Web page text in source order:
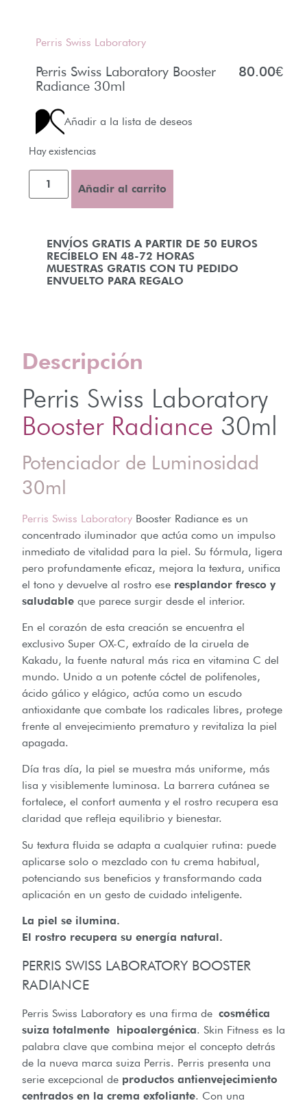
Perris Swiss Laboratory
Perris Swiss Laboratory Booster
Radiance 30ml
80.00€
Añadir a la lista de deseos
ENVÍOS GRATIS A PARTIR DE 50 EUROS
RECÍBELO EN 48-72 HORAS
MUESTRAS GRATIS CON TU PEDIDO
ENVUELTO PARA REGALO
Hay existencias
Añadir al carrito
Descripción
Perris Swiss Laboratory
Booster Radiance 30ml
Potenciador de Luminosidad
30ml
Perris Swiss Laboratory Booster Radiance es un
concentrado iluminador que actúa como un impulso
inmediato de vitalidad para la piel. Su fórmula, ligera
pero profundamente eficaz, mejora la textura, unifica
el tono y devuelve al rostro ese resplandor fresco y
saludable que parece surgir desde el interior.
En el corazón de esta creación se encuentra el
exclusivo Super OX-C, extraído de la ciruela de
Kakadu, la fuente natural más rica en vitamina C del
mundo. Unido a un potente cóctel de polifenoles,
ácido gálico y elágico, actúa como un escudo
antioxidante que combate los radicales libres, protege
frente al envejecimiento prematuro y revitaliza la piel
apagada.
Día tras día, la piel se muestra más uniforme, más
lisa y visiblemente luminosa. La barrera cutánea se
fortalece, el confort aumenta y el rostro recupera esa
claridad que refleja equilibrio y bienestar.
Su textura fluida se adapta a cualquier rutina: puede
aplicarse solo o mezclado con tu crema habitual,
potenciando sus beneficios y transformando cada
aplicación en un gesto de cuidado inteligente.
La piel se ilumina.
El rostro recupera su energía natural.
PERRIS SWISS LABORATORY BOOSTER
RADIANCE
Perris Swiss Laboratory es una firma de cosmética
suiza totalmente hipoalergénica. Skin Fitness es la
palabra clave que combina mejor el concepto detrás
de la nueva marca suiza Perris. Perris presenta una
serie excepcional de productos antienvejecimiento
centrados en la crema exfoliante. Con una